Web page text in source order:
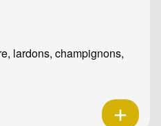
lardons, champignons,